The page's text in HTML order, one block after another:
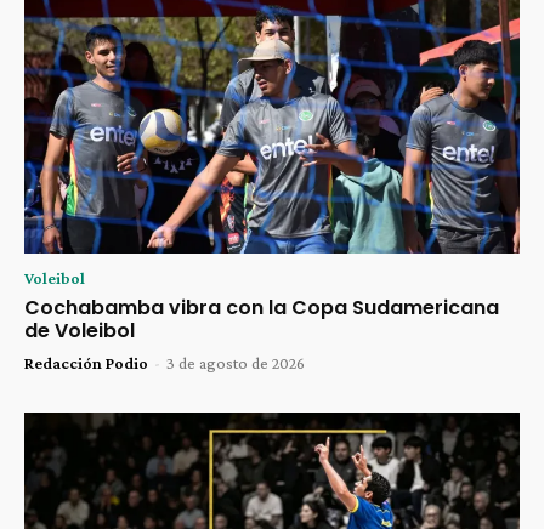
Voleibol
Cochabamba vibra con la Copa Sudamericana
de Voleibol
Redacción Podio - 3 de agosto de 2026